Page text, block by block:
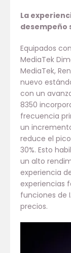
La
desempeño
Equipados
MediaTek
MediaTek,
nuevo
con un
8350
frecuencia
un
reduce el
30%. Esto
un alto
experiencia
experiencias
funciones de
precios.